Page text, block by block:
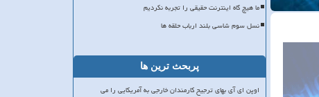
ما هیچ گاه اینترنت حقیقی را تجربه نکردیم
نسل سوم شاسی بلند ارباب حلقه ها
پربحث ترین ها
اوپن ای آی بهای ترجیح کارمندان خارجی به آمریکایی را می